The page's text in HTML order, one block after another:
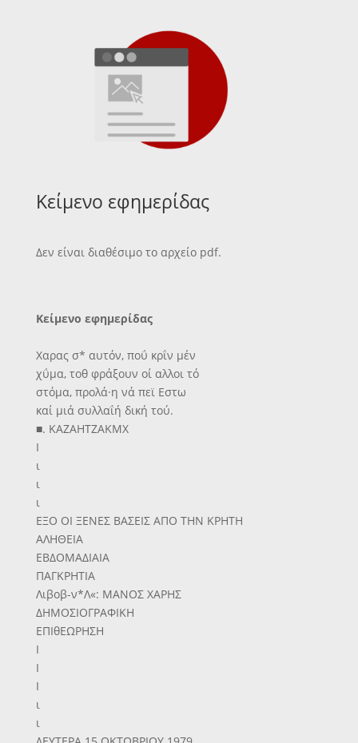
Κείμενο εφημερίδας
Δεν είναι διαθέσιμο το αρχείο pdf.
Κείμενο εφημερίδας
Χαρας σ* αυτόν, ποΰ κρΐν μέν
χΰμα, τοθ φράξουν οί αλλοι τό
στόμα, προλά·η νά πεϊ Εστω
καί μιά συλλαΐή δική τού.
■. ΚΑΖΑΗΤΖΑΚΜΧ
Ι
ι
ι
ι
ΕΞΟ ΟΙ ΞΕΝΕΣ ΒΑΣΕΙΣ ΑΠΟ ΤΗΝ ΚΡΗΤΗ
ΑΛΗΘΕΙΑ
ΕΒΔΟΜΑΔΙΑΙΑ
ΠΑΓΚΡΗΤΙΑ
Λιβοβ-ν*Λ«: ΜΑΝΟΣ ΧΑΡΗΣ
ΔΗΜΟΣΙΟΓΡΑΦΙΚΗ
ΕΠΙθΕΩΡΗΣΗ
Ι
Ι
Ι
ι
ι